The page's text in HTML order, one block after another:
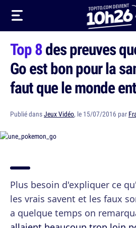
Top 8des preuves
Go est bon pour la
faut que le monde
Publié dansJeux Vidéo, le 15/07/2016 par
Plus besoin d'expliquer ce
les vrais savent et les faux
a quelque temps on